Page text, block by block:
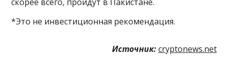
*Это не инвестиционная рекомендация.
Источник: cryptonews.net